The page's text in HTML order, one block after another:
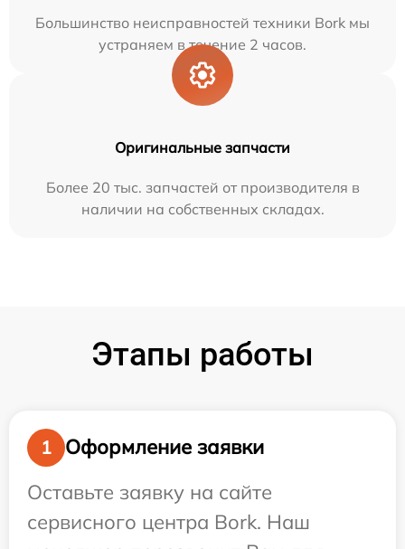
Большинство неисправностей техники Bork мы
устраняем в течение 2 часов.
Оригинальные запчасти
Более 20 тыс. запчастей от производителя в
наличии на собственных складах.
Этапы работы
1
Оформление заявки
Оставьте заявку на сайте
сервисного центра Bork. Наш